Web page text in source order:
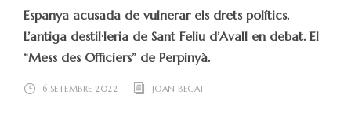
Espanya acusada de vulnerar els drets polítics.
L’antiga destil·leria de Sant Feliu d’Avall en debat. El
“Mess des Officiers” de Perpinyà.
6 SETEMBRE 2022 JOAN BECAT